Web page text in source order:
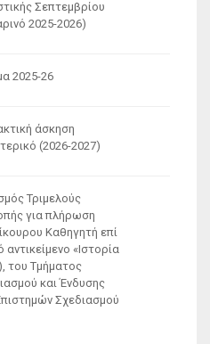
Σεπτεμβρίου
2025-2026)
2025-26
άσκηση
(2026-2027)
Τριμελούς
για πλήρωση
Καθηγητή επί
«Ιστορία
του Τμήματος
και Ένδυσης
Σχεδιασμού